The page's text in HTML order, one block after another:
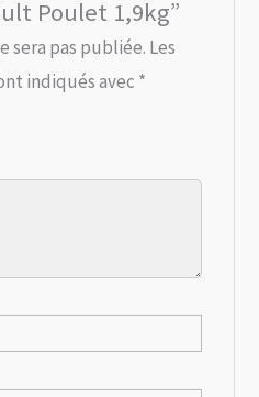
Poulet 1,9kg”
sera pas publiée. Les
indiqués avec *